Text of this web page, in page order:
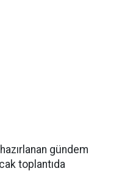
gündem
toplantıda